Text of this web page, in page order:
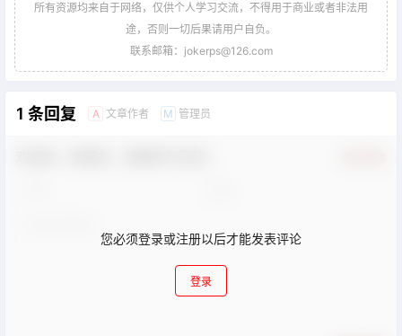
所有资源均来自于网络，仅供个人学习交流，不得用于商业或者非法用
途，否则一切后果请用户自负。
联系邮箱：jokerps@126.com
1 条回复 A 文章作者 M 管理员
您必须登录或注册以后才能发表评论
登录